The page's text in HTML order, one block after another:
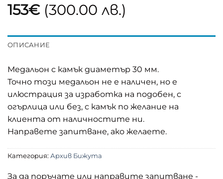
153€ (300.00 лв.)
ОПИСАНИЕ
Медальон с камък диаметър 30 мм.
Точно този медальон не е наличен, но е
илюстрация за изработка на подобен, с
огърлица или без, с камък по желание на
клиента от наличностите ни.
Направете запитване, ако желаете.
Категория: Архив Бижута
За да поръчате или направите запитване -